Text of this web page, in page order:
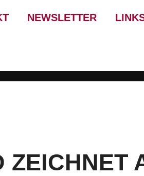
NEWSLETTER
ZEICHNET